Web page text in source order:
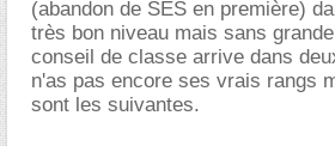
(abandon de SES en première)
très bon niveau mais sans
conseil de classe arrive dans
n'as pas encore ses vrais rangs
sont les suivantes.